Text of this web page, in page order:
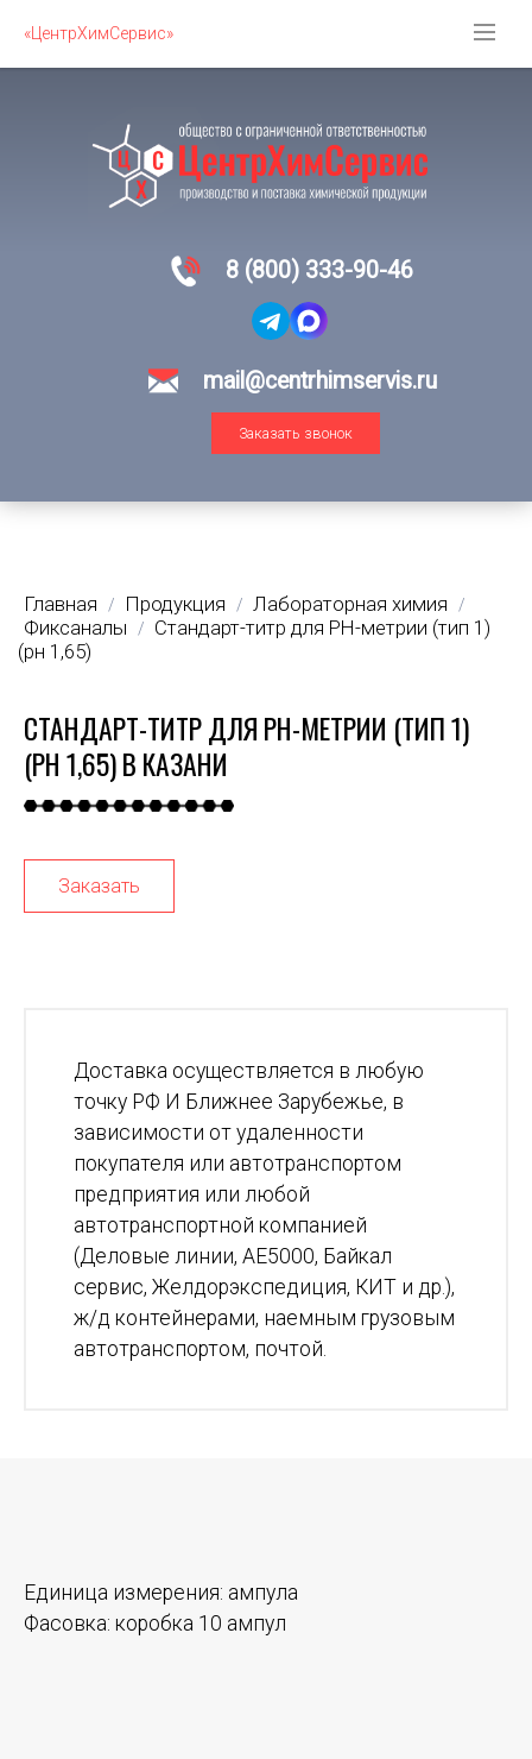
«ЦентрХимСервис»
8 (800) 333-90-46
mail@centrhimservis.ru
Заказать звонок
Главная / Продукция / Лабораторная химия /
Фиксаналы /
Стандарт-титр для РН-метрии (тип 1)
(рн 1,65)
СТАНДАРТ-ТИТР ДЛЯ РН-МЕТРИИ (ТИП 1)
(РН 1,65) В КАЗАНИ
Заказать
Доставка осуществляется в любую
точку РФ И Ближнее Зарубежье, в
зависимости от удаленности
покупателя или автотранспортом
предприятия или любой
автотранспортной компанией
(Деловые линии, АЕ5000, Байкал
сервис, Желдорэкспедиция, КИТ и др.),
ж/д контейнерами, наемным грузовым
автотранспортом, почтой.
Единица измерения: ампула
Фасовка: коробка 10 ампул